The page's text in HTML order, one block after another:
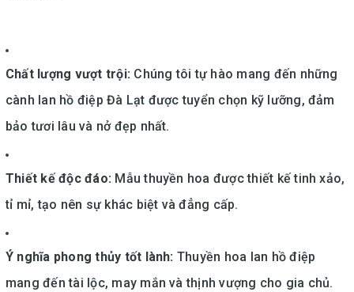
Chất lượng vượt trội: Chúng tôi tự hào mang đến những
cành lan hồ điệp Đà Lạt được tuyển chọn kỹ lưỡng, đảm
bảo tươi lâu và nở đẹp nhất.
Thiết kế độc đáo: Mẫu thuyền hoa được thiết kế tinh xảo,
tỉ mỉ, tạo nên sự khác biệt và đẳng cấp.
Ý nghĩa phong thủy tốt lành: Thuyền hoa lan hồ điệp
mang đến tài lộc, may mắn và thịnh vượng cho gia chủ.